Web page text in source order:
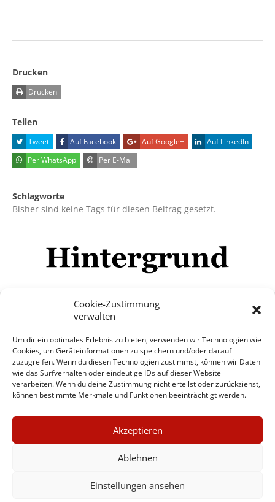
Cookie-Zustimmung
verwalten
Um dir ein optimales Erlebnis zu bieten, verwenden wir Technologien wie
Cookies, um Geräteinformationen zu speichern und/oder darauf
zuzugreifen. Wenn du diesen Technologien zustimmst, können wir Daten
wie das Surfverhalten oder eindeutige IDs auf dieser Website
verarbeiten. Wenn du deine Zustimmung nicht erteilst oder zurückziehst,
können bestimmte Merkmale und Funktionen beeinträchtigt werden.
Akzeptieren
Ablehnen
Einstellungen ansehen
Drucken
Drucken
Teilen
Tweet Auf Facebook Auf Google+
Auf LinkedIn
Per WhatsApp
Per E-Mail
Schlagworte
Bisher sind keine Tags für diesen Beitrag gesetzt.
Mehr
© Copyright Hintergrund.de, 2015 - 2026
Zum Newsletter jetzt kostenlos
anmelden
erscheint ca. alle 4 Wochen
×